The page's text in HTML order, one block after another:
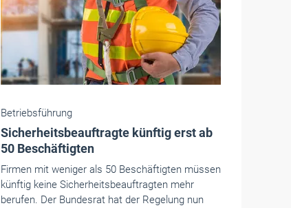
Handwerkspolitik
Handwerk und Mittelstand: Dringender
Handlungsbedarf auf EU-Ebene
In der Vertretung des Freistaats Bayern in
Brüssel hatten der Bayerische Handwerkstag
und der Westdeutsche Handwerkskammertag zu